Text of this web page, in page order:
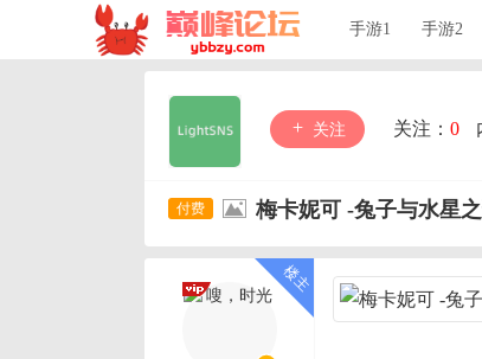
手游1 手游2
关注 关注： 0
梅卡妮可 -兔子与水星